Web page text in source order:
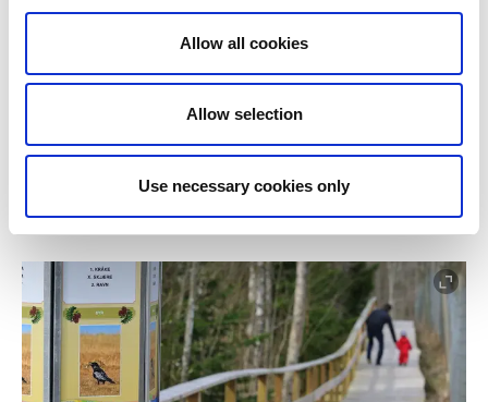
Allow all cookies
Allow selection
Use necessary cookies only
Vacker led mellan Åmål och Mellerud. Platt så att du
djurliv och ett litet naturrum.
Mer om Yttre Bodane